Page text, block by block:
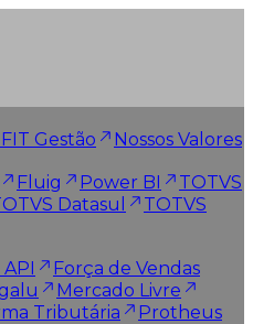
Gestão
Nossos Valores
Fluig Power BI
TOTVS
Datasul
TOTVS
API
Força de Vendas
Mercado Livre
Tributária
Protheus